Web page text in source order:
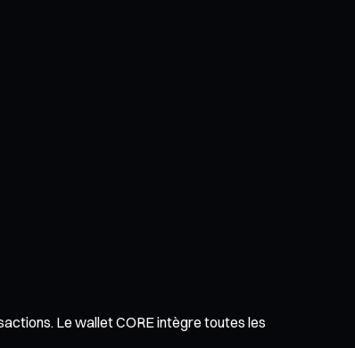
Le wallet CORE intègre toutes les